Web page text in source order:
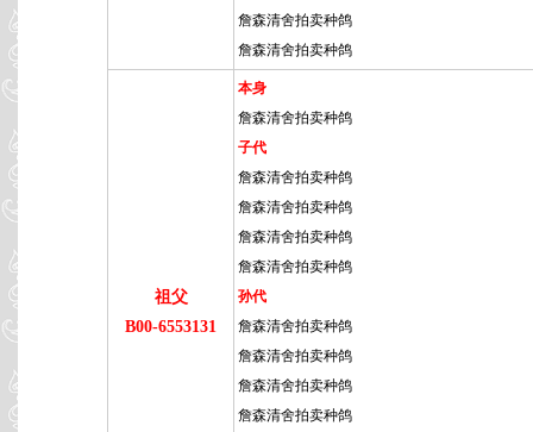
詹森清舍拍卖种鸽
詹森清舍拍卖种鸽
祖父
B00-6553131
本身
詹森清舍拍卖种鸽
子代
詹森清舍拍卖种鸽
詹森清舍拍卖种鸽
詹森清舍拍卖种鸽
詹森清舍拍卖种鸽
孙代
詹森清舍拍卖种鸽
詹森清舍拍卖种鸽
詹森清舍拍卖种鸽
詹森清舍拍卖种鸽